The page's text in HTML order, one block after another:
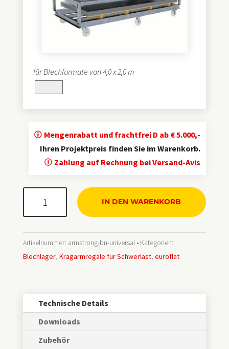
für Blechformate von 4,0 x 2,0 m
Mengenrabatt und frachtfrei D ab € 5.000,-
Ihren Projektpreis finden Sie im Warenkorb.
Zahlung auf Rechnung bei Versand-Avis
IN DEN WARENKORB
Artikelnummer: armstrong-bn-universal
Kategorien:
Blechlager, Kragarmregale für Schwerlast, euroflat
Technische Details
Downloads
Zubehör